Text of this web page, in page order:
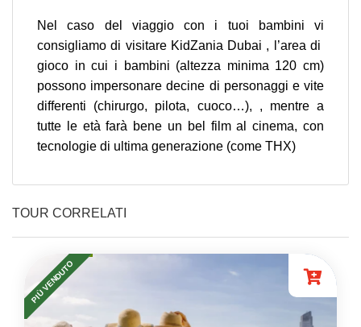
Nel caso del viaggio con i tuoi bambini vi
consigliamo di visitare KidZania Dubai , l’area di
gioco in cui i bambini (altezza minima 120 cm)
possono impersonare decine di personaggi e vite
differenti (chirurgo, pilota, cuoco…), , mentre a
tutte le età farà bene un bel film al cinema, con
tecnologie di ultima generazione (come THX)
TOUR CORRELATI
PIÙ VENDUTO